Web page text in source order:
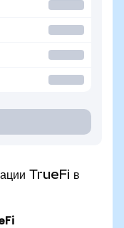
TrueFi в